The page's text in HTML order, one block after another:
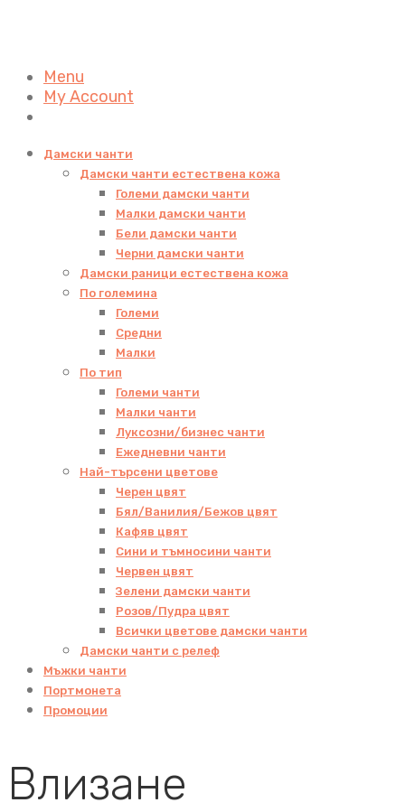
Menu
My Account
Дамски чанти
Дамски чанти естествена кожа
Големи дамски чанти
Малки дамски чанти
Бели дамски чанти
Черни дамски чанти
Дамски раници естествена кожа
По големина
Големи
Средни
Малки
По тип
Големи чанти
Малки чанти
Луксозни/бизнес чанти
Ежедневни чанти
Най-търсени цветове
Черен цвят
Бял/Ванилия/Бежов цвят
Кафяв цвят
Сини и тъмносини чанти
Червен цвят
Зелени дамски чанти
Розов/Пудра цвят
Всички цветове дамски чанти
Дамски чанти с релеф
Мъжки чанти
Портмонета
Промоции
Влизане